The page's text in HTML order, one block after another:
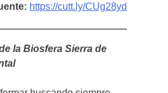
https://cutt.ly/CUg28yd
la Biosfera Sierra de